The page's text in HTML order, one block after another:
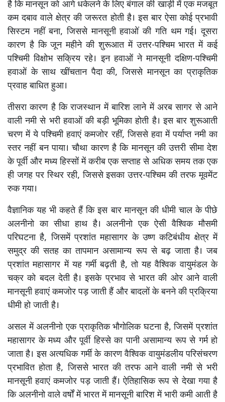
है कि मानसून को आगे धकेलने के लिए बंगाल की खाड़ी में एक मजबूत
कम दबाव वाले क्षेत्र की जरूरत होती है। इस बार ऐसा कोई प्रभावी
सिस्टम नहीं बना, जिससे मानसूनी हवाओं की गति थम गई। दूसरा
कारण है कि जून महीने की शुरूआत में उत्तर-पश्चिम भारत में कई
पश्चिमी विक्षोभ सक्रिय रहे। इन हवाओं ने मानसूनी दक्षिण-पश्चिमी
हवाओं के साथ खींचतान पैदा की, जिससे मानसून का प्राकृतिक
प्रवाह बाधित हुआ।
तीसरा कारण है कि राजस्थान में बारिश लाने में अरब सागर से आने
वाली नमी से भरी हवाओं की बड़ी भूमिका होती है। इस बार शुरूआती
चरण में ये पश्चिमी हवाएं कमजोर रहीं, जिससे हवा में पर्याप्त नमी का
स्तर नहीं बन पाया। चौथा कारण है कि मानसून की उत्तरी सीमा देश
के पूर्वी और मध्य हिस्सों में करीब एक सप्ताह से अधिक समय तक एक
ही जगह पर स्थिर रही, जिससे इसका उत्तर-पश्चिम की तरफ मूवमेंट
रुक गया।
वैज्ञानिक यह भी कहते हैं कि इस बार मानसून की धीमी चाल के पीछे
अलनीनो का सीधा हाथ है। अलनीनो एक ऐसी वैश्विक मौसमी
परिघटना है, जिसमें प्रशांत महासागर के उष्ण कटिबंधीय क्षेत्र में
समुद्र की सतह का तापमान असामान्य रूप से बढ़ जाता है। जब
प्रशांत महासागर में यह गर्मी बढ़ती है, तो यह वैश्विक वायुमंडल के
चक्र को बदल देती है। इसके प्रभाव से भारत की ओर आने वाली
मानसूनी हवाएं कमजोर पड़ जाती हैं और बादलों के बनने की प्रक्रिया
धीमी हो जाती है।
असल में अलनीनो एक प्राकृतिक भौगोलिक घटना है, जिसमें प्रशांत
महासागर के मध्य और पूर्वी हिस्से का पानी असामान्य रूप से गर्म हो
जाता है। इस अत्यधिक गर्मी के कारण वैश्विक वायुमंडलीय परिसंचरण
प्रभावित होता है, जिससे भारत की तरफ आने वाली नमी से भरी
मानसूनी हवाएं कमजोर पड़ जाती हैं। ऐतिहासिक रूप से देखा गया है
कि अलनीनो वाले वर्षों में भारत में मानसूनी बारिश में भारी कमी आती है